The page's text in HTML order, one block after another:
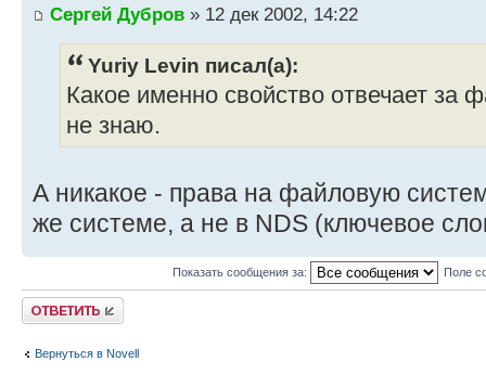
Сергей Дубров » 12 дек 2002, 14:22
Yuriy Levin писал(а):
Какое именно свойство отвечает за
не знаю.
А никакое - права на файловую
же системе, а не в NDS (ключевое
Показать сообщения за: Поле
Ответить
Вернуться в Novell